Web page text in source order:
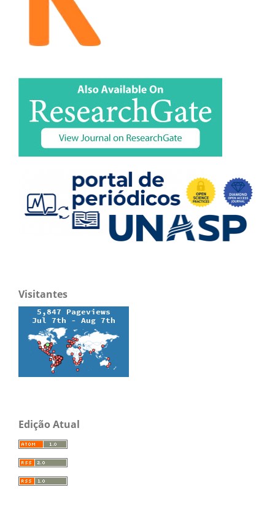
Visitantes
Edição Atual